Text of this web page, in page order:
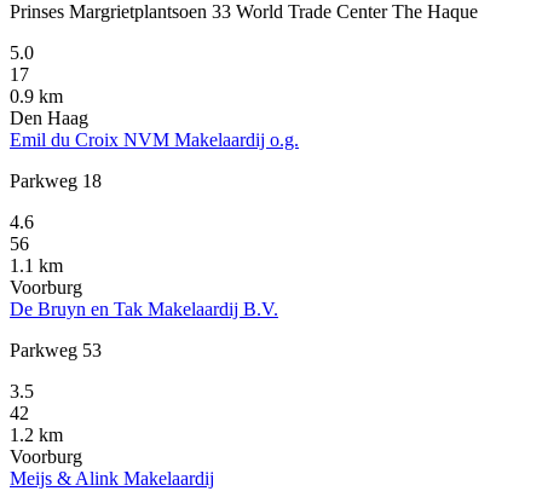
Prinses Margrietplantsoen 33 World Trade Center The Haque
5.0
17
0.9 km
Den Haag
Emil du Croix NVM Makelaardij o.g.
Parkweg 18
4.6
56
1.1 km
Voorburg
De Bruyn en Tak Makelaardij B.V.
Parkweg 53
3.5
42
1.2 km
Voorburg
Meijs & Alink Makelaardij